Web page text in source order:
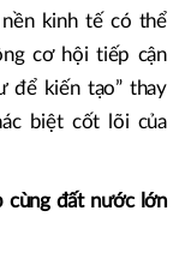
nền kinh tế có thể
cơ hội tiếp cận
để kiến tạo” thay
biệt cốt lõi của
cùng đất nước lớn